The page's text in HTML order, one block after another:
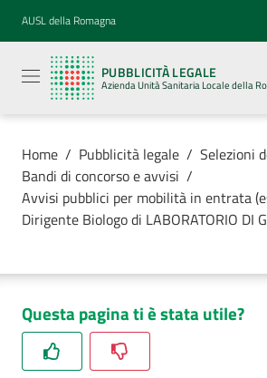
Vai al contenuto
Vai alla navigazione
Vai al footer
AUSL della Romagna
PUBBLICITÀ LEGALE
Azienda Unità Sanitaria Locale della
legale
Azienda
Unità
Locale della
Luoghi di
cura
Home / Pubblicità legale / Selezioni
Bandi di concorso e avvisi /
Avvisi pubblici per mobilità in entrata
Dirigente Biologo di LABORATORIO DI
Questa pagina ti è stata utile?